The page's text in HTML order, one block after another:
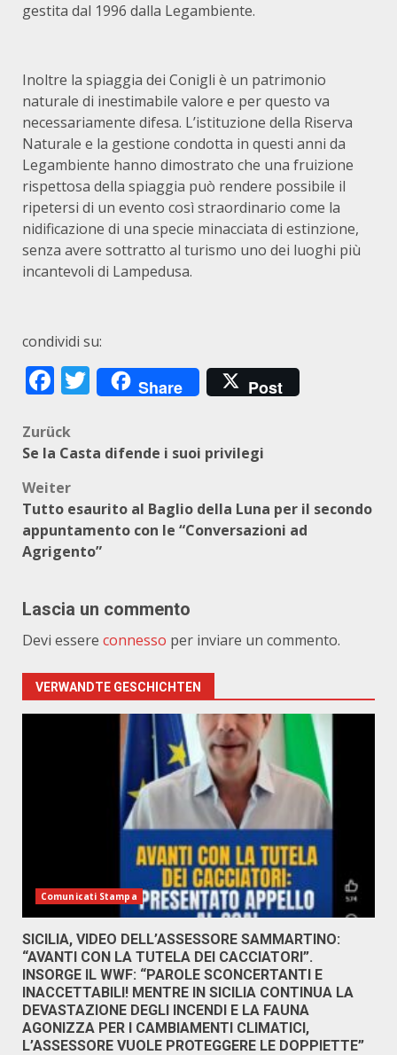
gestita dal 1996 dalla Legambiente.
Inoltre la spiaggia dei Conigli è un patrimonio
naturale di inestimabile valore e per questo va
necessariamente difesa. L’istituzione della Riserva
Naturale e la gestione condotta in questi anni da
Legambiente hanno dimostrato che una fruizione
rispettosa della spiaggia può rendere possibile il
ripetersi di un evento così straordinario come la
nidificazione di una specie minacciata di estinzione,
senza avere sottratto al turismo uno dei luoghi più
incantevoli di Lampedusa.
condividi su:
Facebook
Twitter
Share Post
Beitragsnavigation
Zurück
Se la Casta difende i suoi privilegi
Weiter
Tutto esaurito al Baglio della Luna per il secondo
appuntamento con le “Conversazioni ad
Agrigento”
Lascia un commento
Devi essere connesso per inviare un commento.
VERWANDTE GESCHICHTEN
Comunicati Stampa
SICILIA, VIDEO DELL’ASSESSORE SAMMARTINO:
“AVANTI CON LA TUTELA DEI CACCIATORI”.
INSORGE IL WWF: “PAROLE SCONCERTANTI E
INACCETTABILI! MENTRE IN SICILIA CONTINUA LA
DEVASTAZIONE DEGLI INCENDI E LA FAUNA
AGONIZZA PER I CAMBIAMENTI CLIMATICI,
L’ASSESSORE VUOLE PROTEGGERE LE DOPPIETTE”